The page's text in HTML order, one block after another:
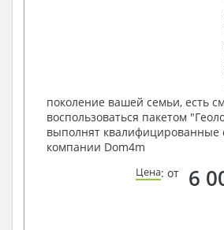
поколение вашей семьи, есть
воспользоваться пакетом
выполнят квалифицированные
компании Dom4m
Цена: от 6